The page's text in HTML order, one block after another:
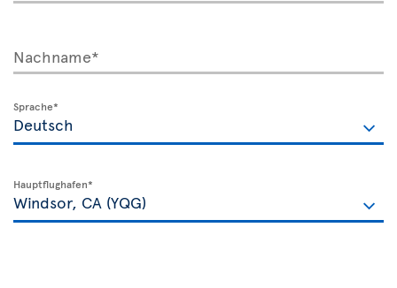
Nachname*
Sprache*
Hauptflughafen*